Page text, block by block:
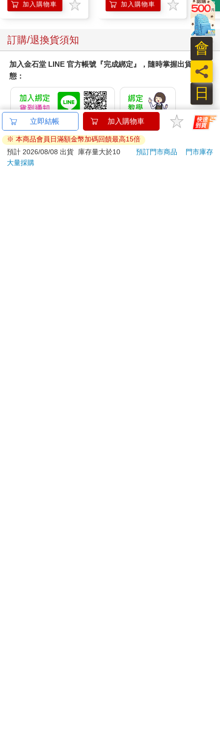
加入購物車 加入購物車
訂購/退換貨須知
加入金石堂 LINE 官方帳號『完成綁定』，隨時掌握出貨動
態：
提醒您！！
金石堂及銀行均不會請您操作ATM! 如接獲電話要求您前往
ATM提款機，請不要聽從指示，以免受騙上當！
立即結帳 加入購物車
※ 本商品會員日滿額金幣加碼回饋最高15倍
預計 2026/08/08 出貨
庫存量大於10 預訂門市商品
門市庫存
大量採購
日
員
會